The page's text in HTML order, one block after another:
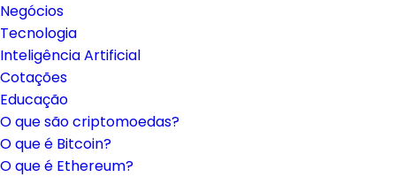
Negócios
Tecnologia
Inteligência Artificial
Cotações
Educação
O que são criptomoedas?
O que é Bitcoin?
O que é Ethereum?